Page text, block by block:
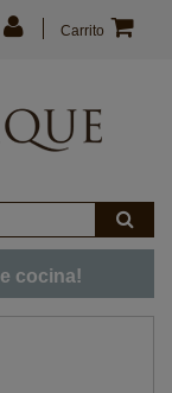
Carrito
cocina!